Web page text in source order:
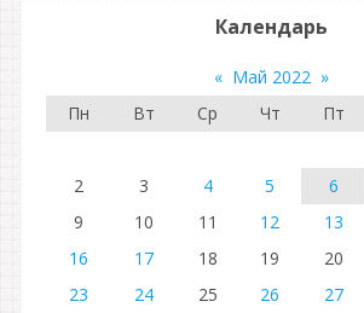
Календарь
« Май 2022 »
Пн
Вт Ср Чт Пт
2
3 4 5 6
9
10 11 12 13
16
17 18 19 20
23
24 25 26 27